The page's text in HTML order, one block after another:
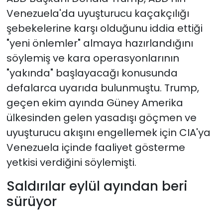
Venezuela'da uyuşturucu kaçakçılığı
şebekelerine karşı olduğunu iddia ettiği
"yeni önlemler" almaya hazırlandığını
söylemiş ve kara operasyonlarının
"yakında" başlayacağı konusunda
defalarca uyarıda bulunmuştu. Trump,
geçen ekim ayında Güney Amerika
ülkesinden gelen yasadışı göçmen ve
uyuşturucu akışını engellemek için CIA'ya
Venezuela içinde faaliyet gösterme
yetkisi verdiğini söylemişti.
Saldırılar eylül ayından beri
sürüyor